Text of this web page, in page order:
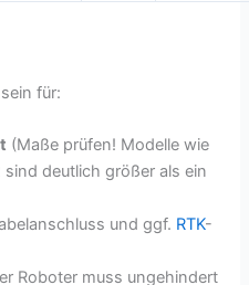
für:
(Maße prüfen! Modelle wie
deutlich größer als ein
und ggf. RTK-
Roboter muss ungehindert